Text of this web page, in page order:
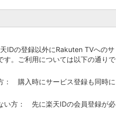
IDの登録以外にRakuten TVへのサ
す。ご利用については以下の通りで
： 購入時にサービス登録も同時に
い方： 先に楽天IDの会員登録が必